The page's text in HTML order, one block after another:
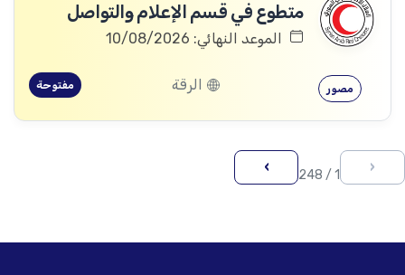
متطوع في قسم الإعلام والتواصل
الموعد النهائي: 10/08/2026
مصور الرقة مفتوحة
‹
1 / 248
›